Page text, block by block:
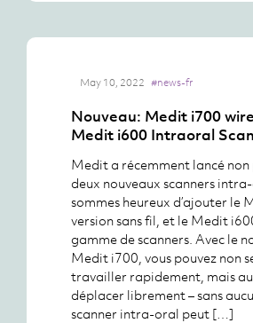
May 10, 2022 #news-fr
Nouveau: Medit i700
Medit i600 Intraoral
Medit a récemment lancé non
deux nouveaux scanners
sommes heureux d’ajouter le
version sans fil, et le Medit
gamme de scanners. Avec le
Medit i700, vous pouvez non
travailler rapidement, mais
déplacer librement – sans
scanner intra-oral peut […]